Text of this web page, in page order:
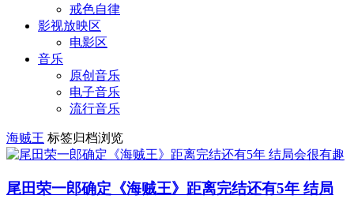
戒色自律
影视放映区
电影区
音乐
原创音乐
电子音乐
流行音乐
海贼王 标签归档浏览
尾田荣一郎确定《海贼王》距离完结还有5年 结局